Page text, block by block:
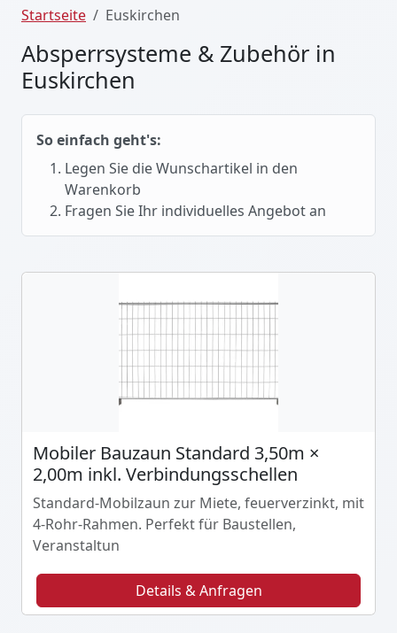
Startseite Euskirchen
Absperrsysteme & Zubehör in
Euskirchen
So einfach geht's:
Legen Sie die Wunschartikel in den
Warenkorb
Fragen Sie Ihr individuelles Angebot an
Mobiler Bauzaun Standard 3,50m ×
2,00m inkl. Verbindungsschellen
Standard-Mobilzaun zur Miete, feuerverzinkt, mit
4-Rohr-Rahmen. Perfekt für Baustellen,
Veranstaltun
Details & Anfragen